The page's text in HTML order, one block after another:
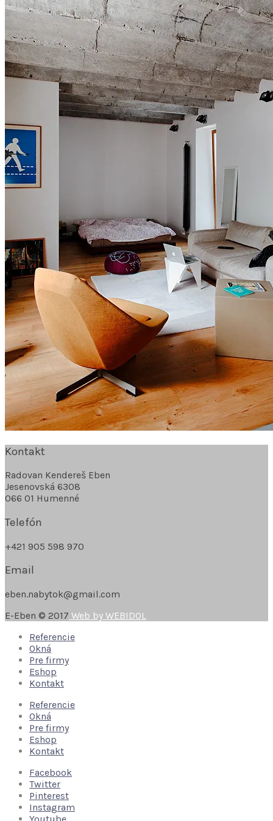
Kontakt
Radovan Kendereš Eben
Jesenovská 6308
066 01 Humenné
Telefón
+421 905 598 970
Email
eben.nabytok@gmail.com
E-Eben © 2017 Web by WEBIDOL
Referencie
Okná
Pre firmy
Eshop
Kontakt
Referencie
Okná
Pre firmy
Eshop
Kontakt
Facebook
Twitter
Pinterest
Instagram